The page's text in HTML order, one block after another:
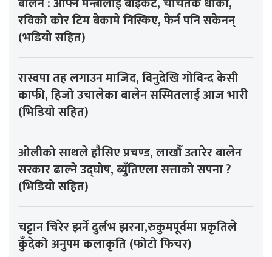
रविको कोर टिम बेकामे निस्किए, फेर्न पनि सकेनन्
(भडियो सहित)
रास्वपा तह लगाउन माजिद, विनुदेखि गोविन्द केसी
काफी, हिजो उचालेका बालेन सस्मितलाई आज भारी
(भिडियो सहित)
ओलीको साथले हौसिए प्रचण्ड, लाखौँ उतारेर बालेन
सरकार ढाल्ने उद्घोष, ब्युँतिएला सत्ताको सपना ?
(भिडियो सहित)
चट्टान चिरेर झर्ने दुर्लभ झरना,रुकुमपूर्वमा प्रकृतिले
कुँदेको अनुपम कलाकृति (फोटो फिचर)